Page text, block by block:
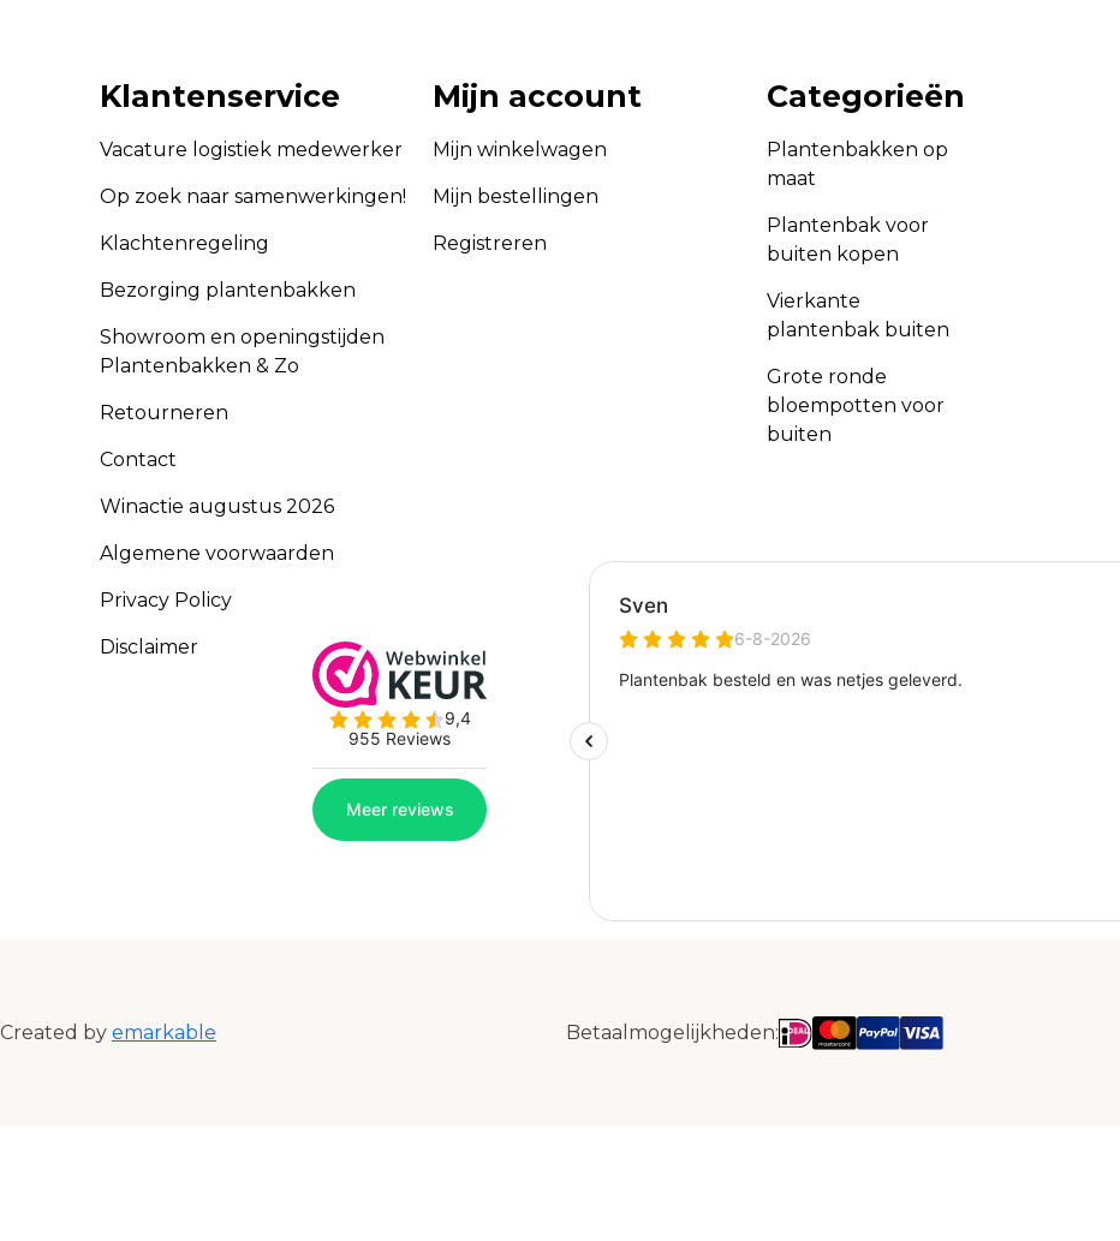
Klantenservice
Vacature logistiek medewerker
Op zoek naar samenwerkingen!
Klachtenregeling
Bezorging plantenbakken
Showroom en openingstijden
Plantenbakken & Zo
Retourneren
Contact
Winactie augustus 2026
Algemene voorwaarden
Privacy Policy
Disclaimer
Mijn account
Mijn winkelwagen
Mijn bestellingen
Registreren
Categorieën
Plantenbakken op
maat
Plantenbak voor
buiten kopen
Vierkante
plantenbak buiten
Grote ronde
bloempotten voor
buiten
by emarkable Betaalmogelijkheden: